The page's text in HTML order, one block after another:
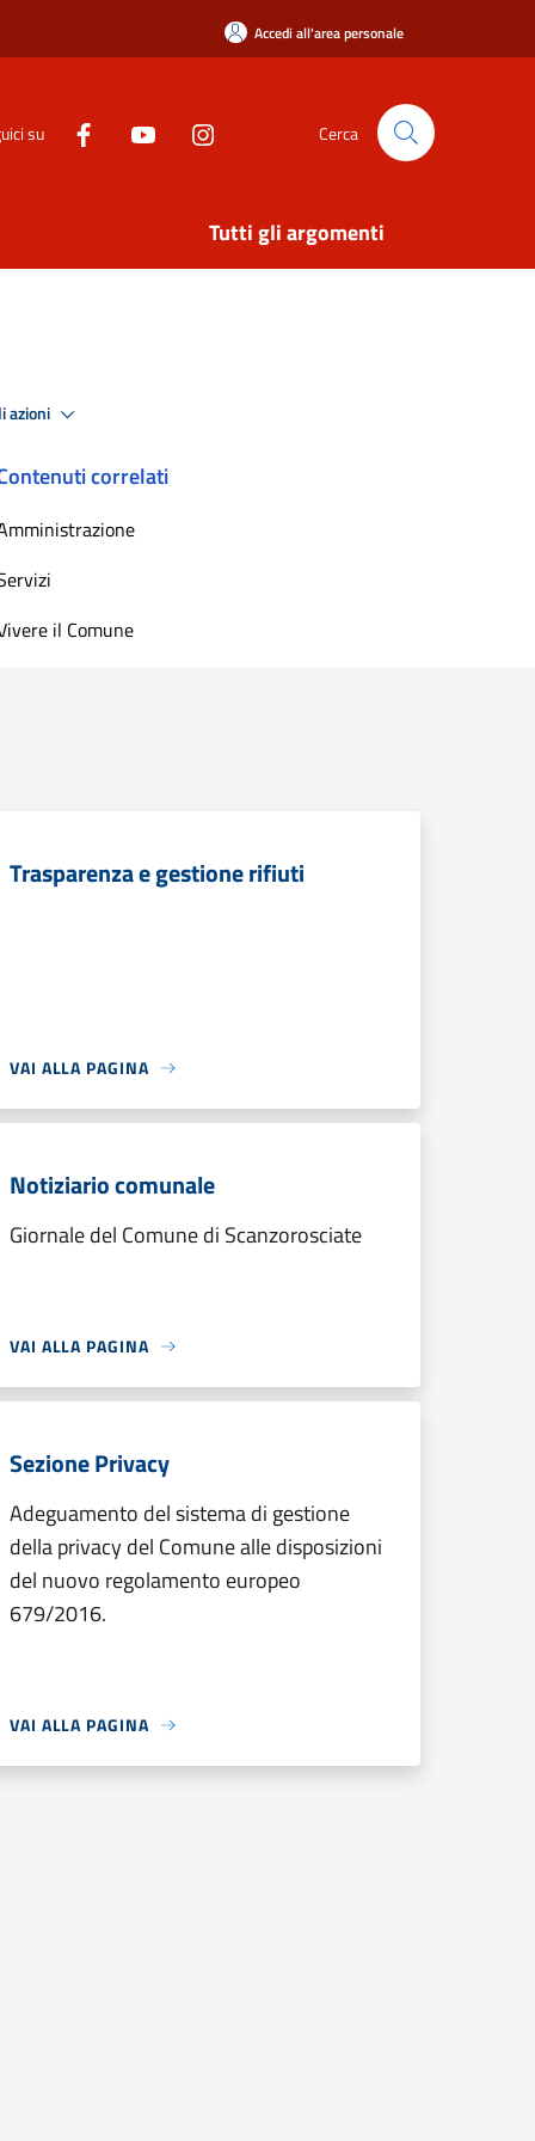
Accedi all'area personale
su Cerca
Tutti gli argomenti
azioni
correlati
il Comune
Trasparenza e gestione rifiuti
VAI ALLA PAGINA
Notiziario comunale
Giornale del Comune di Scanzorosciate
VAI ALLA PAGINA
Sezione Privacy
Adeguamento del sistema di gestione
della privacy del Comune alle disposizioni
del nuovo regolamento europeo
679/2016.
VAI ALLA PAGINA